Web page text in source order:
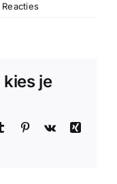
Reacties
je
Tumblr Pinterest
Vk
Xing